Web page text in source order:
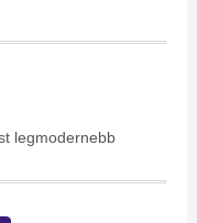
legmodernebb